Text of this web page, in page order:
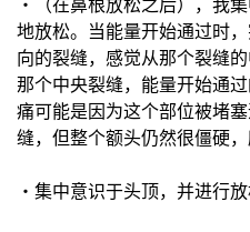
・（在鼻根放松之后），我
地放松。当能量开始通过时
向的裂缝，感觉从那个裂缝
那个中央裂缝，能量开始通
痛可能是因为这个部位被堵
缝，但整个额头仍然很僵硬，
・集中意识于头顶，并进行放